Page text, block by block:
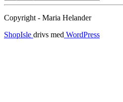
Copyright - Maria Helander
ShopIsle drivs med WordPress